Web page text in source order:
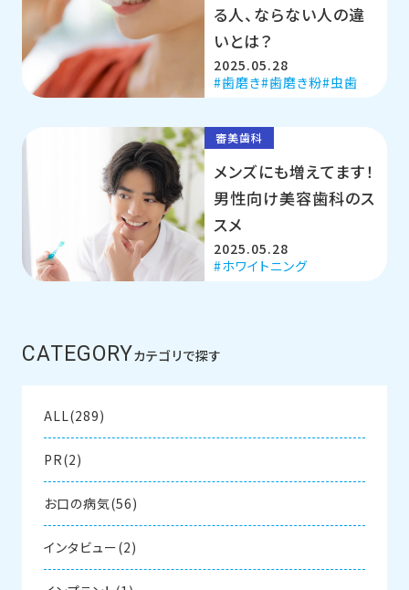
る人、ならない人の違
いとは？
2025.05.28
歯磨き 歯磨き粉 虫歯
審美歯科
メンズにも増えてます！
男性向け美容歯科のス
スメ
2025.05.28
ホワイトニング
CATEGORYカテゴリで探す
ALL(289)
PR(2)
お口の病気(56)
インタビュー(2)